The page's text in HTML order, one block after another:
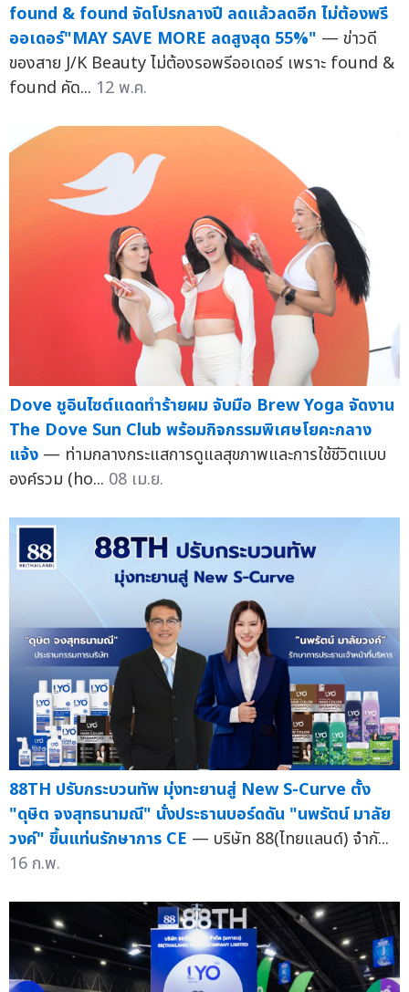
found & found จัดโปรกลางปี ลดแล้วลดอีก ไม่ต้องพรี
ออเดอร์"MAY SAVE MORE ลดสูงสุด 55%" — ข่าวดี
ของสาย J/K Beauty ไม่ต้องรอพรีออเดอร์ เพราะ found &
found คัด... 12 พ.ค.
Dove ชูอินไซต์แดดทำร้ายผม จับมือ Brew Yoga จัดงาน
The Dove Sun Club พร้อมกิจกรรมพิเศษโยคะกลาง
แจ้ง — ท่ามกลางกระแสการดูแลสุขภาพและการใช้ชีวิตแบบ
องค์รวม (ho... 08 เม.ย.
88TH ปรับกระบวนทัพ มุ่งทะยานสู่ New S-Curve ตั้ง
"ดุษิต จงสุทธนามณี" นั่งประธานบอร์ดดัน "นพรัตน์ มาลัย
วงค์" ขึ้นแท่นรักษาการ CE — บริษัท 88(ไทยแลนด์) จำกั...
16 ก.พ.